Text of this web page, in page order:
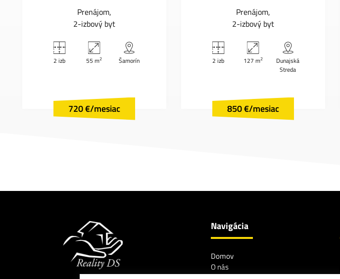
Prenájom
2-izbový byt
2 izb 55 m2 Šamorín
720 €/mesiac
Prenájom
2-izbový byt
2 izb 127 m2
Dunajská
Streda
850 €/mesiac
Navigácia
Domov
O nás